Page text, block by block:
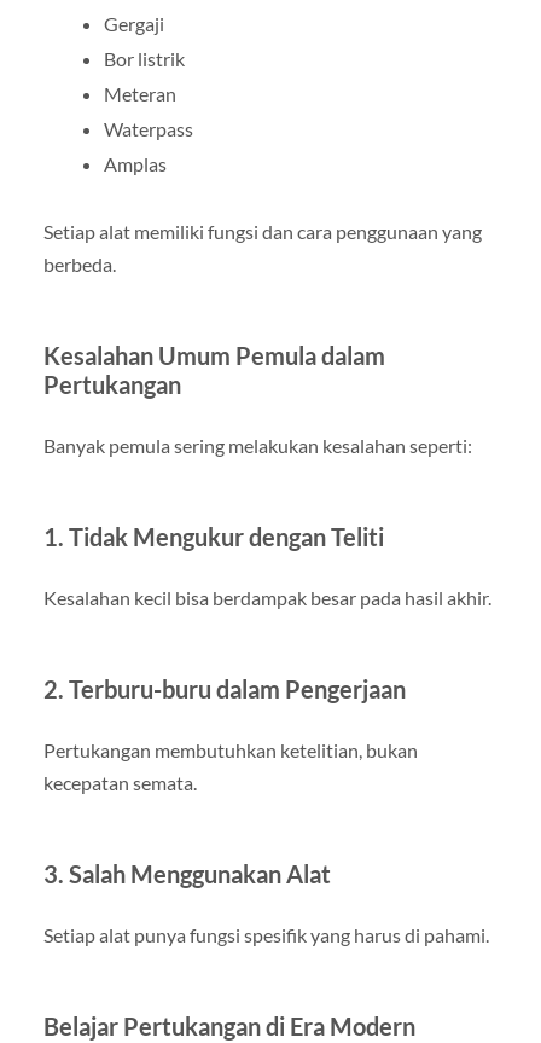
Gergaji
Bor listrik
Meteran
Waterpass
Amplas
Setiap alat memiliki fungsi dan cara penggunaan yang
berbeda.
Kesalahan Umum Pemula dalam
Pertukangan
Banyak pemula sering melakukan kesalahan seperti:
1. Tidak Mengukur dengan Teliti
Kesalahan kecil bisa berdampak besar pada hasil akhir.
2. Terburu-buru dalam Pengerjaan
Pertukangan membutuhkan ketelitian, bukan
kecepatan semata.
3. Salah Menggunakan Alat
Setiap alat punya fungsi spesifik yang harus di pahami.
Belajar Pertukangan di Era Modern